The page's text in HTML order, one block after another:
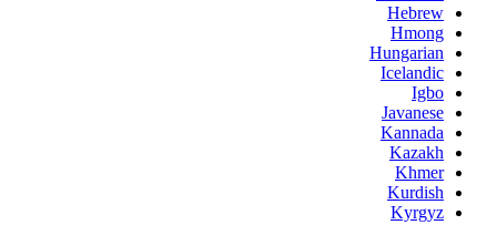
Hebrew
Hmong
Hungarian
Icelandic
Igbo
Javanese
Kannada
Kazakh
Khmer
Kurdish
Kyrgyz